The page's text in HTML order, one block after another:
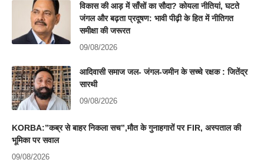
विकास की आड़ में साँसों का सौदा? कोयला नीतियां, घटते
जंगल और बढ़ता प्रदूषण: भावी पीढ़ी के हित में नीतिगत
समीक्षा की जरूरत
09/08/2026
आदिवासी समाज जल- जंगल-जमीन के सच्चे रक्षक : जितेंद्र
सारथी
09/08/2026
KORBA:”कब्र से बाहर निकला सच”,मौत के गुनाहगारों पर FIR, अस्पताल की
भूमिका पर सवाल
09/08/2026